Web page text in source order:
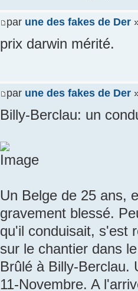
par une des fakes de Der
prix darwin mérité.
par une des fakes de Der
Billy-Berclau: un
Un Belge de 25 ans,
gravement blessé.
qu'il conduisait, s'est
sur le chantier dans
Brûlé à Billy-Berclau.
11-Novembre. A